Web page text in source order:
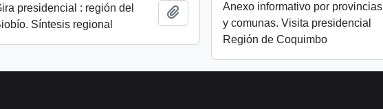
presidencial : región del
Síntesis regional
Añadir al portapapeles
Anexo informativo por provincias
y comunas. Visita presidencial
Región de Coquimbo